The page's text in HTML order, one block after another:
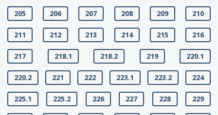
205 206 207 208 209 210
211 212 213 214 215 216
217 218.1 218.2 219 220.1
220.2 221 222 223.1 223.2 224
225.1 225.2 226 227 228 229